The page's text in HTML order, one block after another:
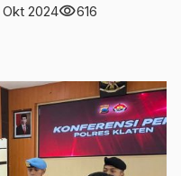
Okt 2024visibility616